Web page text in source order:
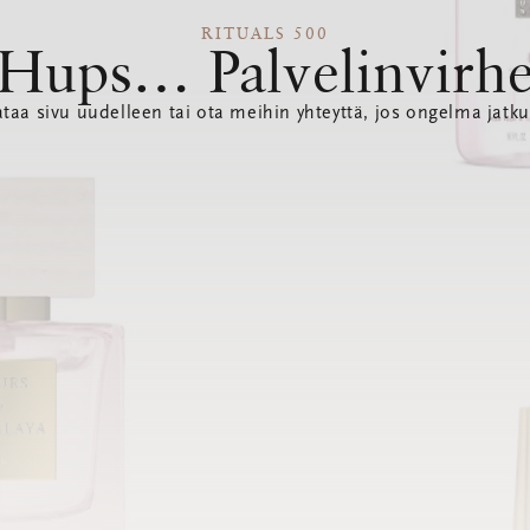
RITUALS 500
sivu uudelleen tai ota meihin yhteyttä, jos ongelma